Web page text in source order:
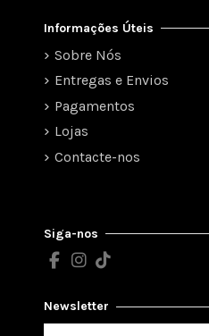
Informações Úteis
Sobre Nós
Entregas e Envios
Pagamentos
Lojas
Contacte-nos
Siga-nos
Newsletter